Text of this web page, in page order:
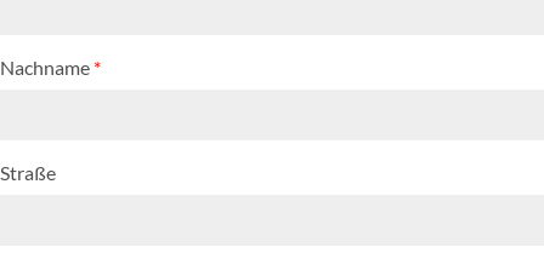
Nachname *
Straße